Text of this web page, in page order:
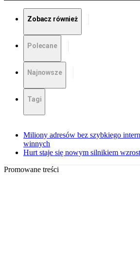
Zobacz również
Polecane
Najnowsze
Tagi
Miliony adresów bez szybkiego
winnych
Hurt staje się nowym silnikiem
Promowane treści